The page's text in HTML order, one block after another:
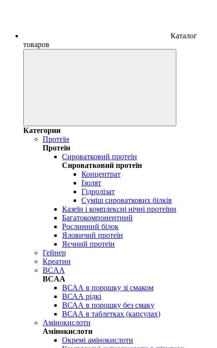
Каталог
товаров
Категории
Протеїн
Протеїн
Сироватковий протеїн
Сироватковий протеїн
Концентрат
Ізолят
Гідролізат
Суміш сироваткових білків
Казеїн і комплексні нічні протеїни
Багатокомпонентний
Рослинний білок
Яловичий протеїн
Яєчний протеїн
Гейнер
Креатин
BCAA
BCAA
ВСАА в порошку зі смаком
ВСАА рідкі
ВСАА в порошку без смаку
ВСАА в таблетках (капсулах)
Амінокислоти
Амінокислоти
Окремі амінокислоти